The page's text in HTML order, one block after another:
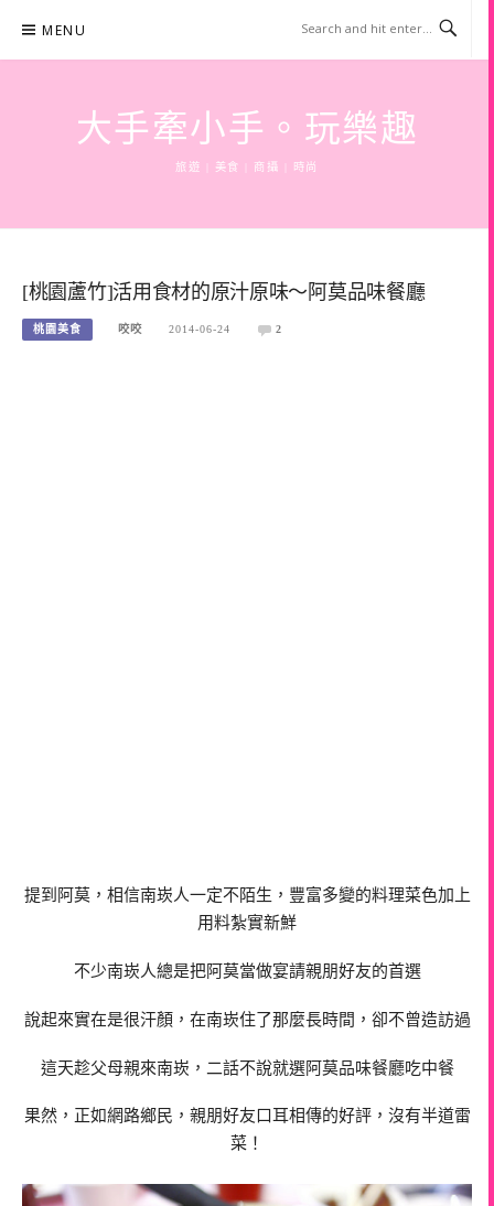
content
MENU
大手牽小手。玩樂趣
旅遊 | 美食 | 商攝 | 時尚
[桃園蘆竹]活用食材的原汁原味～阿莫品味餐廳
桃園美食 咬咬 2014-06-24 2
提到阿莫，相信南崁人一定不陌生，豐富多變的料理菜色加上
用料紮實新鮮
不少南崁人總是把阿莫當做宴請親朋好友的首選
說起來實在是很汗顏，在南崁住了那麼長時間，卻不曾造訪過
這天趁父母親來南崁，二話不說就選阿莫品味餐廳吃中餐
果然，正如網路鄉民，親朋好友口耳相傳的好評，沒有半道雷
菜！